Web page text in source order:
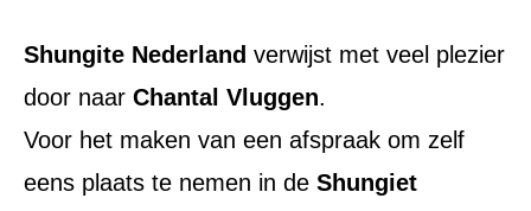
Shungite Nederland verwijst met veel plezier
door naar Chantal Vluggen.
Voor het maken van een afspraak om zelf
eens plaats te nemen in de Shungiet